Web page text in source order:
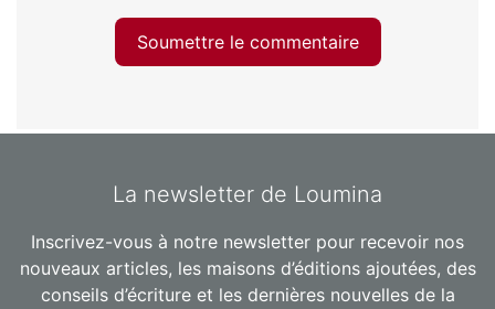
Soumettre le commentaire
La newsletter de Loumina
Inscrivez-vous à notre newsletter pour recevoir nos
nouveaux articles, les maisons d’éditions ajoutées, des
conseils d’écriture et les dernières nouvelles de la